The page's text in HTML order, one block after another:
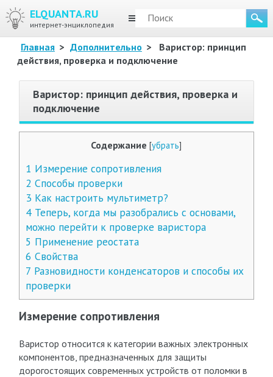
ELQUANTA.RU
интернет-энциклопедия
МЕНЮ
Главная > Дополнительно >
Варистор: принцип
действия, проверка и подключение
Варистор: принцип действия, проверка и
подключение
Содержание [убрать]
1 Измерение сопротивления
2 Способы проверки
3 Как настроить мультиметр?
4Теперь, когда мы разобрались с основами,
можно перейти к проверке варистора
5 Применение реостата
6 Свойства
7 Разновидности конденсаторов и способы их
проверки
Измерение сопротивления
Варистор относится к категории важных электронных
компонентов, предназначенных для защиты
дорогостоящих современных устройств от поломки в